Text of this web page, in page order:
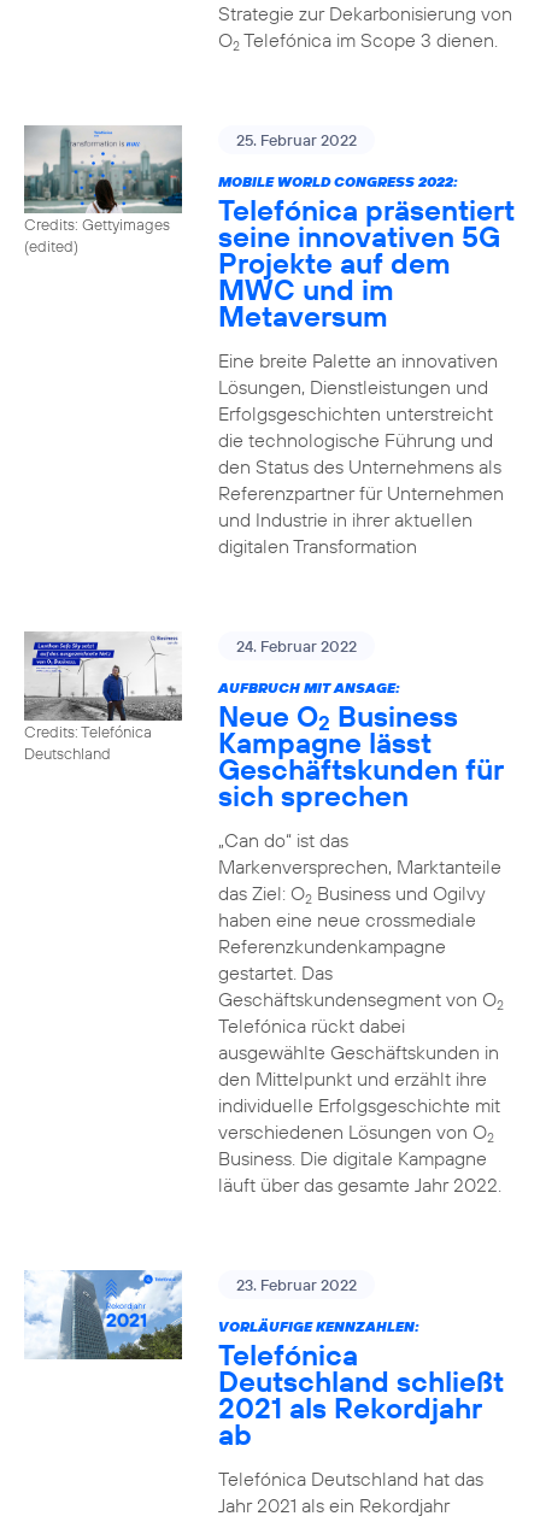
Strategie zur Dekarbonisierung von
O2Telefónica im Scope 3 dienen.
Credits: Gettyimages
(edited)
25. Februar 2022
MOBILE WORLD CONGRESS 2022:
Telefónica präsentiert
seine innovativen 5G
Projekte auf dem
MWC und im
Metaversum
Eine breite Palette an innovativen
Lösungen, Dienstleistungen und
Erfolgsgeschichten unterstreicht
die technologische Führung und
den Status des Unternehmens als
Referenzpartner für Unternehmen
und Industrie in ihrer aktuellen
digitalen Transformation
Credits: Telefónica
Deutschland
24. Februar 2022
AUFBRUCH MIT ANSAGE:
Neue O2 Business
Kampagne lässt
Geschäftskunden für
sich sprechen
„Can do“ ist das
Markenversprechen, Marktanteile
das Ziel: O2Business und Ogilvy
haben eine neue crossmediale
Referenzkundenkampagne
gestartet. Das
Geschäftskundensegment von O2
Telefónica rückt dabei
ausgewählte Geschäftskunden in
den Mittelpunkt und erzählt ihre
individuelle Erfolgsgeschichte mit
verschiedenen Lösungen von O2
Business. Die digitale Kampagne
läuft über das gesamte Jahr 2022.
23. Februar 2022
VORLÄUFIGE KENNZAHLEN:
Telefónica
Deutschland schließt
2021 als Rekordjahr
ab
Telefónica Deutschland hat das
Jahr 2021 als ein Rekordjahr